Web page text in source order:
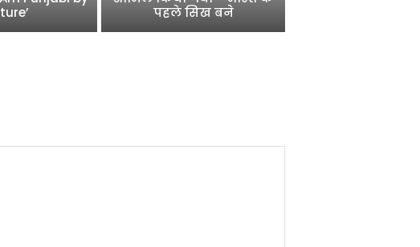
पहले सिख बने